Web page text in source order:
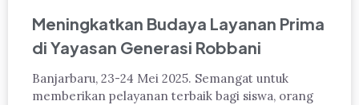
Meningkatkan Budaya Layanan Prima
di Yayasan Generasi Robbani
Banjarbaru, 23-24 Mei 2025. Semangat untuk
memberikan pelayanan terbaik bagi siswa, orang